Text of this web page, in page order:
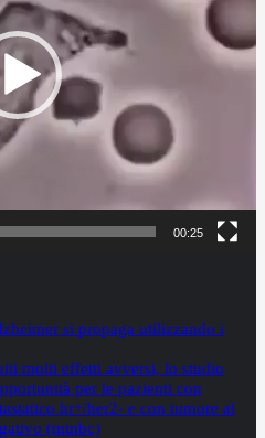
00:25
si propaga utilizzando i
molti effetti avversi, lo studio
per le pazienti con
hr+/her2- e con tumore al
(mtnbc)